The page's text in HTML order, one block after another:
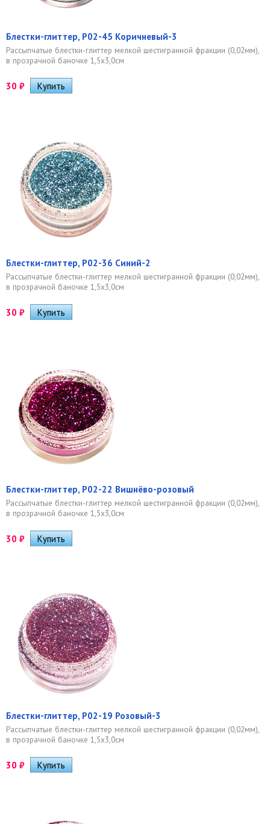
Блестки-глиттер, Р02-45 Коричневый-3
Рассыпчатые блестки-глиттер мелкой шестигранной фракции (0,02мм),
в прозрачной баночке 1,5х3,0см
30 ₽
Блестки-глиттер, Р02-36 Синий-2
Рассыпчатые блестки-глиттер мелкой шестигранной фракции (0,02мм),
в прозрачной баночке 1,5х3,0см
30 ₽
Блестки-глиттер, Р02-22 Вишнёво-розовый
Рассыпчатые блестки-глиттер мелкой шестигранной фракции (0,02мм),
в прозрачной баночке 1,5х3,0см
30 ₽
Блестки-глиттер, Р02-19 Розовый-3
Рассыпчатые блестки-глиттер мелкой шестигранной фракции (0,02мм),
в прозрачной баночке 1,5х3,0см
30 ₽